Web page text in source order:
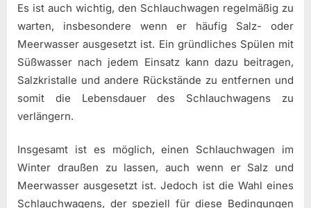
Es ist auch wichtig, den Schlauchwagen regelmäßig zu
warten, insbesondere wenn er häufig Salz- oder
Meerwasser ausgesetzt ist. Ein gründliches Spülen mit
Süßwasser nach jedem Einsatz kann dazu beitragen,
Salzkristalle und andere Rückstände zu entfernen und
somit die Lebensdauer des Schlauchwagens zu
verlängern.
Insgesamt ist es möglich, einen Schlauchwagen im
Winter draußen zu lassen, auch wenn er Salz und
Meerwasser ausgesetzt ist. Jedoch ist die Wahl eines
Schlauchwagens, der speziell für diese Bedingungen